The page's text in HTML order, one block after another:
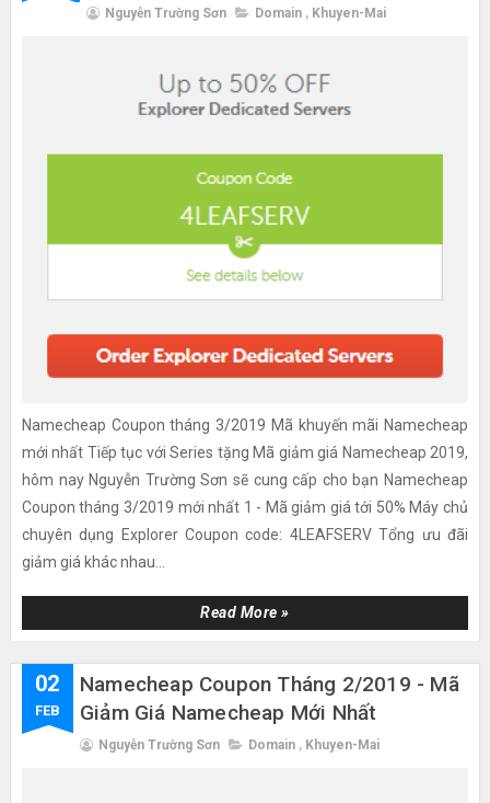
Nguyễn Trường Sơn Domain , Khuyen-Mai
Namecheap Coupon tháng 3/2019 Mã khuyến mãi Namecheap
mới nhất Tiếp tục với Series tặng Mã giảm giá Namecheap 2019,
hôm nay Nguyễn Trường Sơn sẽ cung cấp cho bạn Namecheap
Coupon tháng 3/2019 mới nhất 1 - Mã giảm giá tới 50% Máy chủ
chuyên dụng Explorer Coupon code: 4LEAFSERV Tổng ưu đãi
giảm giá khác nhau...
Read More »
02
FEB
Namecheap Coupon Tháng 2/2019 - Mã
Giảm Giá Namecheap Mới Nhất
Nguyễn Trường Sơn Domain , Khuyen-Mai